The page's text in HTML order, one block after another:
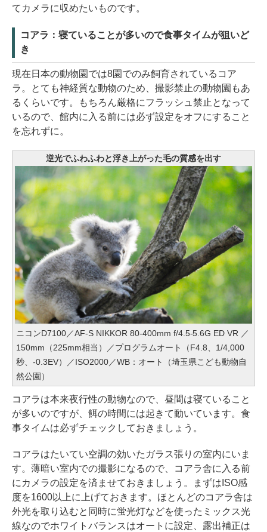
てカメラに収めたいものです。
コアラ：寝ていることが多いので食事タイムが狙いど
き
現在日本の動物園では8園でのみ飼育されているコア
ラ。とても神経質な動物のため、撮影禁止の動物園もあ
るくらいです。もちろん厳格にフラッシュ禁止となって
いるので、館内に入る前には必ず設定をオフにすること
を忘れずに。
逆光でふわふわと浮き上がった毛の質感を出す
ニコンD7100／AF-S NIKKOR 80-400mm f/4.5-5.6G ED VR ／
150mm（225mm相当）／プログラムオート（F4.8、1/4,000
秒、-0.3EV）／ISO2000／WB：オート（埼玉県こども動物自
然公園）
コアラは本来夜行性の動物なので、昼間は寝ていること
が多いのですが、餌の時間には起きて動いています。食
事タイムは必ずチェックしておきましょう。
コアラはたいてい空調の効いたガラス張りの室内にいま
す。薄暗い室内での撮影になるので、コアラ舎に入る前
にカメラの設定を済ませておきましょう。まずはISO感
度を1600以上に上げておきます。ほとんどのコアラ舎は
外光を取り込むと同時に蛍光灯などを使ったミックス光
線なのでホワイトバランスはオートに設定、露出補正は